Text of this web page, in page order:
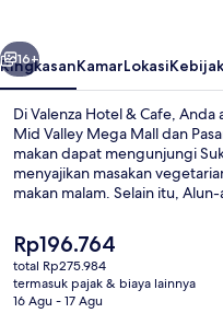
Berikutnya
16+
RingkasanKamarLokasi
Di Valenza Hotel & Cafe,
Mid Valley Mega Mall dan
makan dapat mengunjungi
menyajikan masakan
makan malam. Selain itu,
baik tentang kondisi
Harga
saat
ini
Rp196.764
Rp196.764
total Rp275.984
termasuk pajak & biaya lainnya
16 Agu - 17 Agu